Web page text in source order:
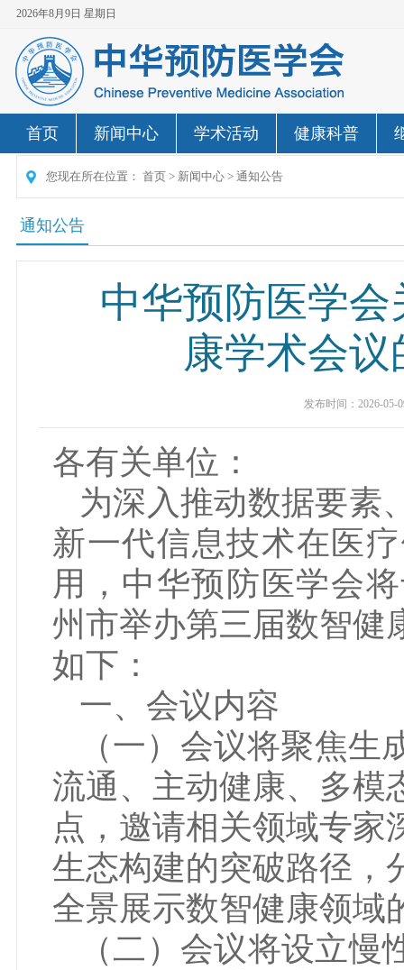
2026年8月9日 星期日
首页 新闻中心 学术活动 健康科普
您现在所在位置： 首页 > 新闻中心 > 通知公告
通知公告
中华预防医学
康学术会
发布时间： 2026-05-
各有关单位：
为深入推动数据要素
新一代信息技术在医
用，中华预防医学会
州市举办第三届数智健
如下：
一、会议内容
（一）会议将聚焦
流通、主动健康、多模
点，邀请相关领域专家
生态构建的突破路径，
全景展示数智健康领域
（二）会议将设立